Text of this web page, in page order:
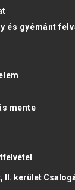
és gyémánt
mente
II. kerület